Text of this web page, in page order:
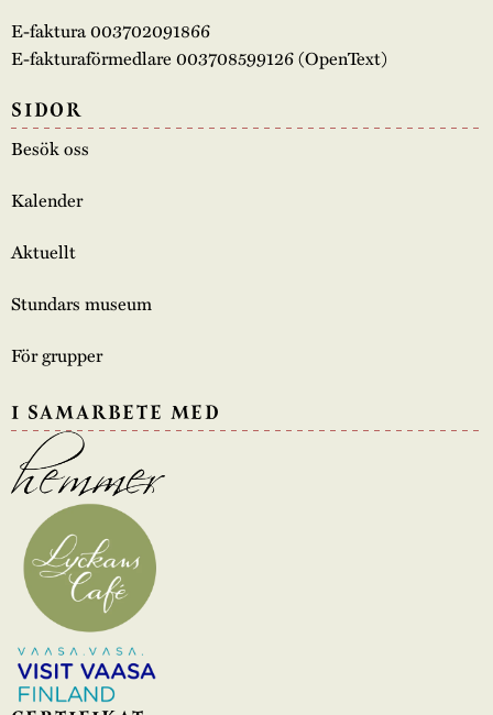
E-faktura 003702091866
E-fakturaförmedlare 003708599126 (OpenText)
SIDOR
Besök oss
Kalender
Aktuellt
Stundars museum
För grupper
I SAMARBETE MED